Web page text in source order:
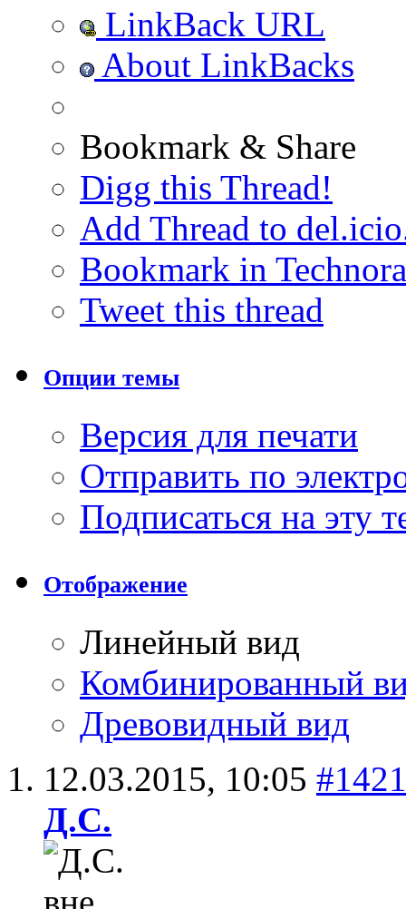
LinkBack URL
About LinkBacks
Bookmark & Share
Digg this Thread!
Add Thread to
Bookmark in
Tweet this thread
Опции темы
Версия для печати
Отправить по
Подписаться на эту
Отображение
Линейный вид
Комбинированный
Древовидный вид
12.03.2015, 10:05 #1421
Д.С.